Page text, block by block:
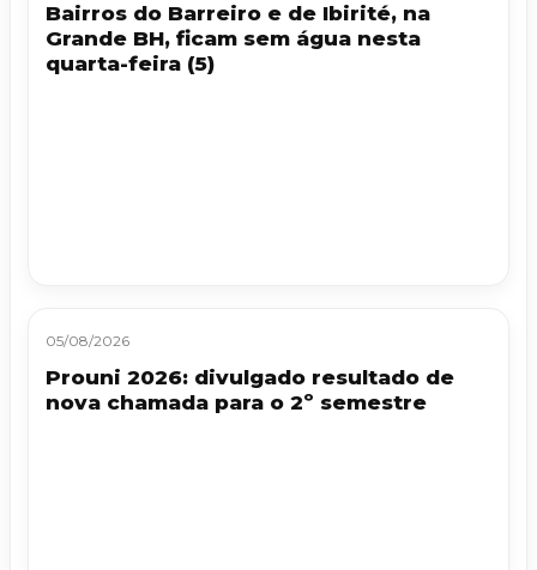
Bairros do Barreiro e de Ibirité, na
Grande BH, ficam sem água nesta
quarta-feira (5)
05/08/2026
Prouni 2026: divulgado resultado de
nova chamada para o 2º semestre